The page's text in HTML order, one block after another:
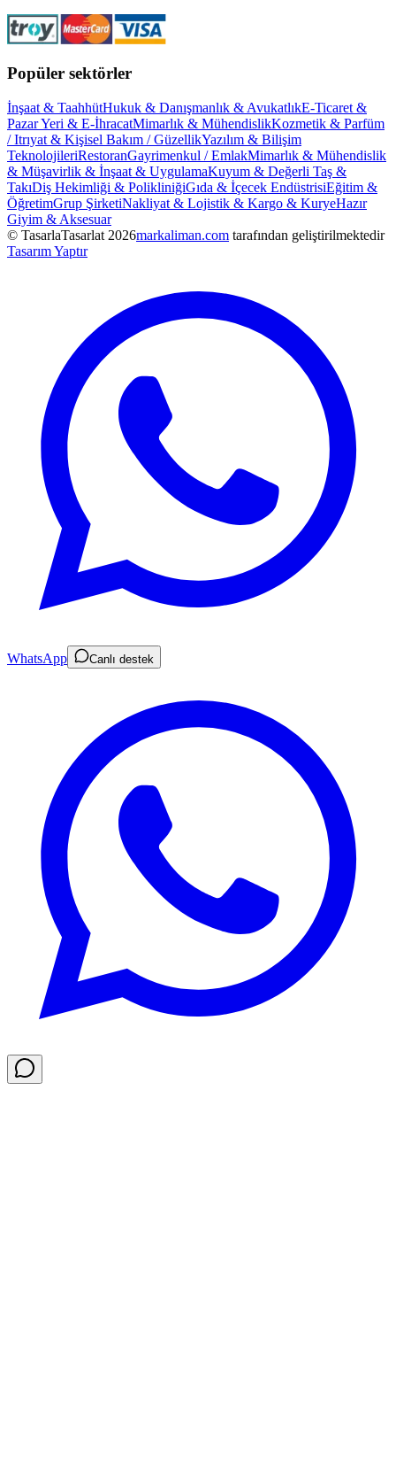
Popüler sektörler
İnşaat & TaahhütHukuk & Danışmanlık & AvukatlıkE-Ticaret &
Pazar Yeri & E-İhracatMimarlık & MühendislikKozmetik & Parfüm
/ Itrıyat & Kişisel Bakım / GüzellikYazılım & Bilişim
TeknolojileriRestoranGayrimenkul / EmlakMimarlık & Mühendislik
& Müşavirlik & İnşaat & UygulamaKuyum & Değerli Taş &
TakıDiş Hekimliği & PolikliniğiGıda & İçecek EndüstrisiEğitim &
ÖğretimGrup ŞirketiNakliyat & Lojistik & Kargo & KuryeHazır
Giyim & Aksesuar
© TasarlaTasarlat 2026markaliman.com tarafından geliştirilmektedir
Tasarım Yaptır
WhatsApp Canlı destek